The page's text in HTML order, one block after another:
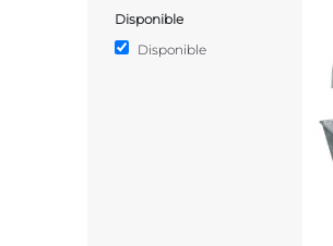
Disponible
Disponible